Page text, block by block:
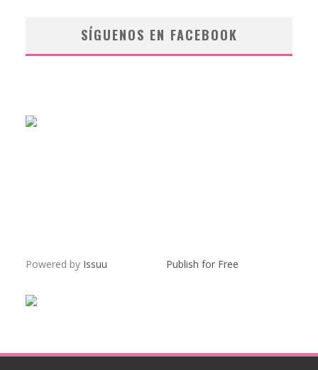
SÍGUENOS EN FACEBOOK
Powered by Issuu Publish for Free